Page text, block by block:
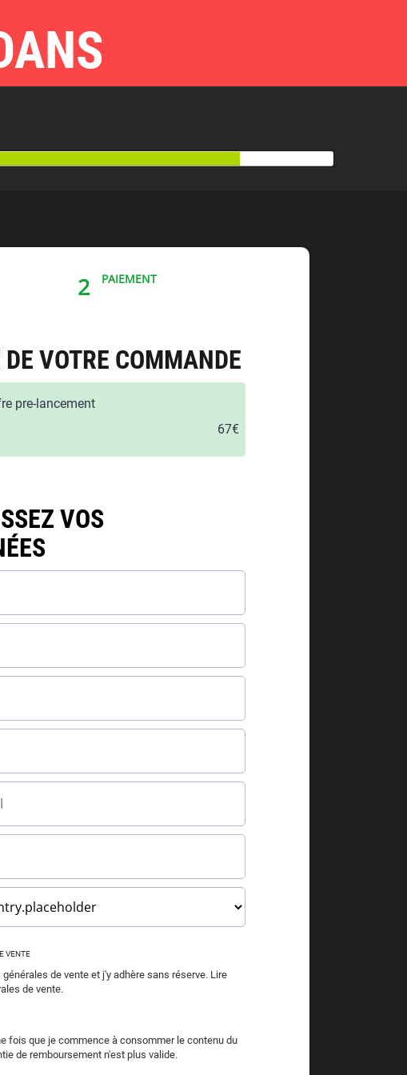
2 PAIEMENT
VOTRE COMMANDE
pre-lancement
67€
VOS
VENTE
de vente et j'y adhère sans réserve. Lire
de vente.
fois que je commence à consommer le contenu du
de remboursement n'est plus valide.